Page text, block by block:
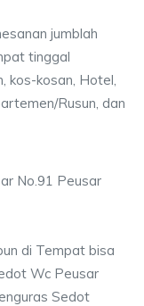
jumblah
tinggal
kos-kosan, Hotel,
Rusun, dan
No.91 Peusar
di Tempat bisa
Wc Peusar
Sedot